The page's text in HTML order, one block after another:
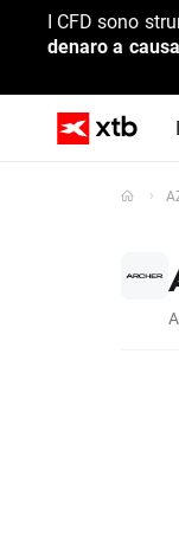
I CFD sono
denaro a